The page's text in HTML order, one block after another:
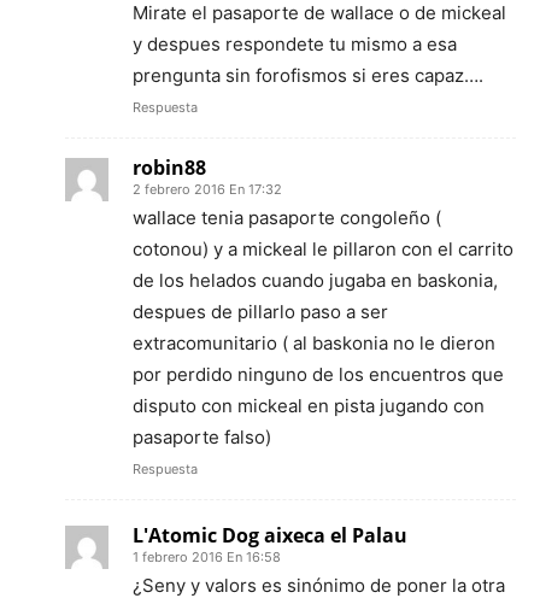
Mirate el pasaporte de wallace o de mickeal
y despues respondete tu mismo a esa
prengunta sin forofismos si eres capaz….
Respuesta
robin88
2 febrero 2016 En 17:32
wallace tenia pasaporte congoleño (
cotonou) y a mickeal le pillaron con el carrito
de los helados cuando jugaba en baskonia,
despues de pillarlo paso a ser
extracomunitario ( al baskonia no le dieron
por perdido ninguno de los encuentros que
disputo con mickeal en pista jugando con
pasaporte falso)
Respuesta
L'Atomic Dog aixeca el Palau
1 febrero 2016 En 16:58
¿Seny y valors es sinónimo de poner la otra